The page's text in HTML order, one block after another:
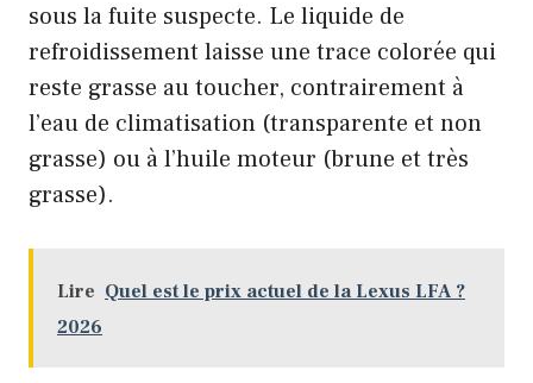
sous la fuite suspecte. Le liquide de
refroidissement laisse une trace colorée qui
reste grasse au toucher, contrairement à
l’eau de climatisation (transparente et non
grasse) ou à l’huile moteur (brune et très
grasse).
Lire Quel est le prix actuel de la Lexus LFA ?
2026